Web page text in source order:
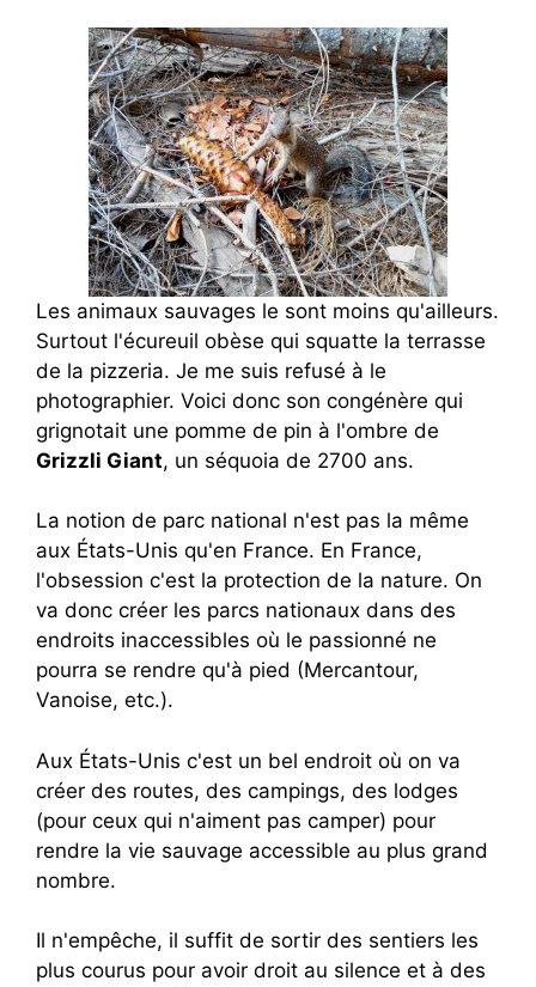
Les animaux sauvages le sont moins qu'ailleurs.
Surtout l'écureuil obèse qui squatte la terrasse
de la pizzeria. Je me suis refusé à le
photographier. Voici donc son congénère qui
grignotait une pomme de pin à l'ombre de
Grizzli Giant, un séquoia de 2700 ans.
La notion de parc national n'est pas la même
aux États-Unis qu'en France. En France,
l'obsession c'est la protection de la nature. On
va donc créer les parcs nationaux dans des
endroits inaccessibles où le passionné ne
pourra se rendre qu'à pied (Mercantour,
Vanoise, etc.).
Aux États-Unis c'est un bel endroit où on va
créer des routes, des campings, des lodges
(pour ceux qui n'aiment pas camper) pour
rendre la vie sauvage accessible au plus grand
nombre.
Il n'empêche, il suffit de sortir des sentiers les
plus courus pour avoir droit au silence et à des